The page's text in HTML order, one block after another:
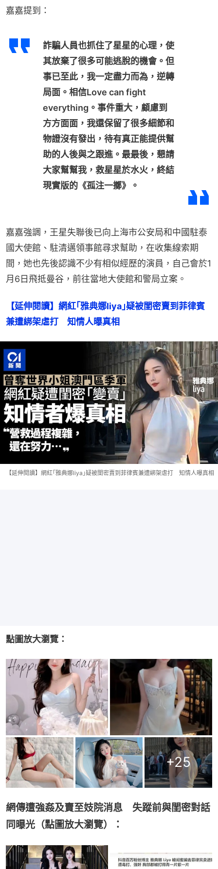
嘉嘉提到：
詐騙人員也抓住了星星的心理，使
其放棄了很多可能逃脫的機會。但
事已至此，我一定盡力而為，逆轉
局面。相信Love can fight
everything。事件重大，顧慮到
方方面面，我還保留了很多細節和
物證沒有發出，待有真正能提供幫
助的人後與之跟進。最最後，懇請
大家幫幫我，救星星於水火，終結
現實版的《孤注一擲》。
嘉嘉強調，王星失聯後已向上海市公安局和中國駐泰
國大使館、駐清邁領事館尋求幫助，在收集線索期
間，她也先後認識不少有相似經歷的演員，自己會於1
月6日飛抵曼谷，前往當地大使館和警局立案。
【延伸閱讀】網紅｢雅典娜liya｣疑被閨密賣到菲律賓
兼遭綁架虐打　知情人曝真相
【延伸閱讀】網紅｢雅典娜liya｣疑被閨密賣到菲律賓兼遭綁架虐打 知情人曝真相
點圖放大瀏覽：
+25
網傳遭強姦及賣至妓院消息 失蹤前與閨密對話
同曝光（點圖放大瀏覽）：